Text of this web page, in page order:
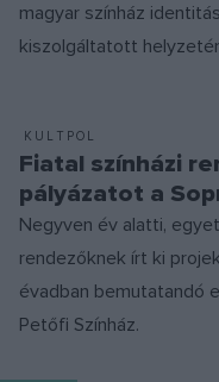
magyar színház
kiszolgáltatott
KULTPOL
Fiatal színházi
pályázatot a
Negyven év alatti,
rendezőknek írt ki
évadban bemutatandó
Petőfi Színház.